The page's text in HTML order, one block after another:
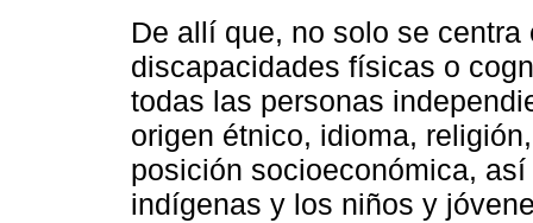
De allí que, no solo se
discapacidades físicas o
todas las personas
origen étnico, idioma,
posición socioeconómica,
indígenas y los niños y